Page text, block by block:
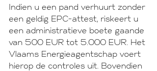
Indien u een pand verhuurt zonder
een geldig EPC-attest, riskeert u
een administratieve boete gaande
van 500 EUR tot 5.000 EUR. Het
Vlaams Energieagentschap voert
hierop de controles uit. Bovendien